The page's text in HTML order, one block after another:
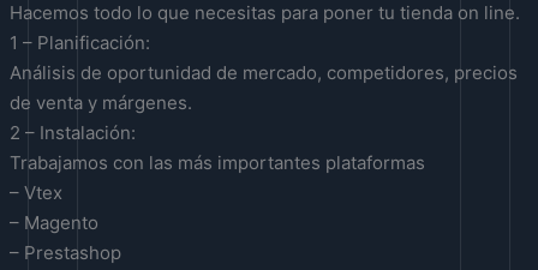
Hacemos todo lo que necesitas para poner tu tienda on line.
1 – Planificación:
Análisis de oportunidad de mercado, competidores, precios
de venta y márgenes.
2 – Instalación:
Trabajamos con las más importantes plataformas
– Vtex
– Magento
– Prestashop